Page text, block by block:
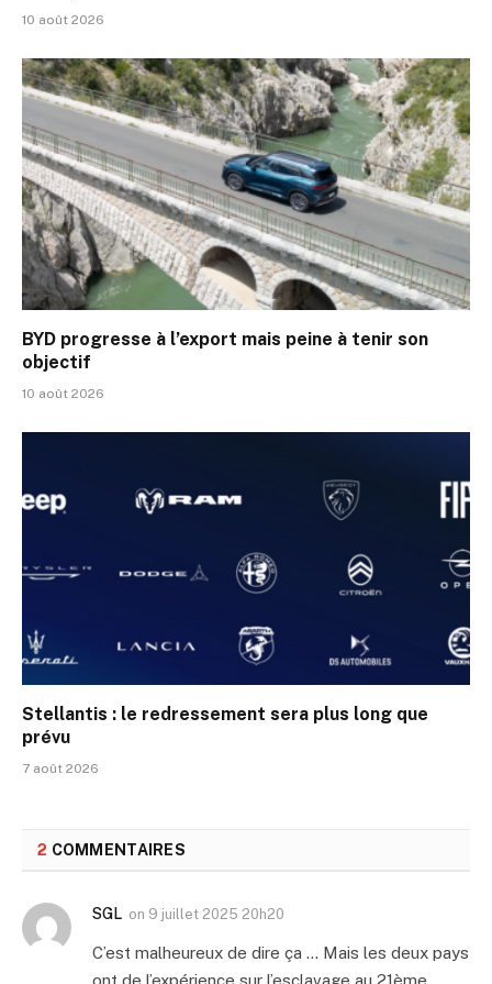
10 août 2026
BYD progresse à l’export mais peine à tenir son
objectif
10 août 2026
Stellantis : le redressement sera plus long que
prévu
7 août 2026
2 COMMENTAIRES
SGL on 9 juillet 2025 20h20
C’est malheureux de dire ça … Mais les deux pays
ont de l’expérience sur l’esclavage au 21ème